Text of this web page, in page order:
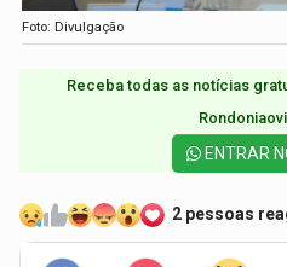
Foto: Divulgação
Receba todas as notícias
ENTRAR
2 pessoas